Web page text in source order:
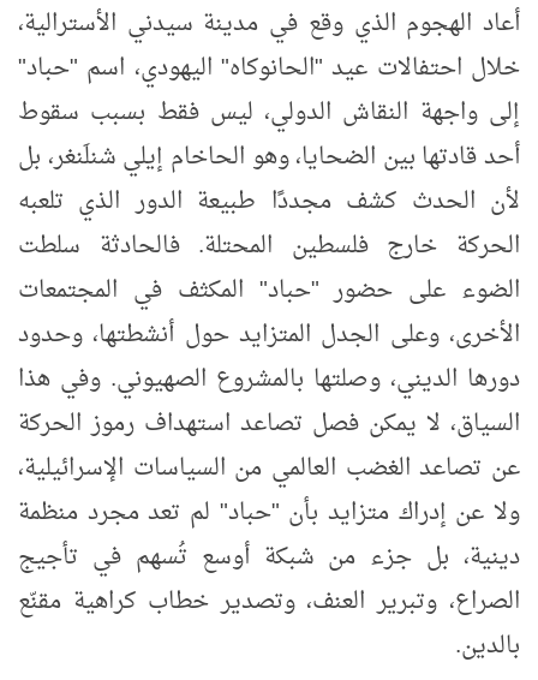
أعاد الهجوم الذي وقع في مدينة سيدني الأسترالية،
خلال احتفالات عيد "الحانوكاه" اليهودي، اسم "حباد"
إلى واجهة النقاش الدولي، ليس فقط بسبب سقوط
أحد قادتها بين الضحايا، وهو الحاخام إيلي شنلَنغر، بل
لأن الحدث كشف مجددًا طبيعة الدور الذي تلعبه
الحركة خارج فلسطين المحتلة. فالحادثة سلطت
الضوء على حضور "حباد" المكثف في المجتمعات
الأخرى، وعلى الجدل المتزايد حول أنشطتها، وحدود
دورها الديني، وصلتها بالمشروع الصهيوني. وفي هذا
السياق، لا يمكن فصل تصاعد استهداف رموز الحركة
عن تصاعد الغضب العالمي من السياسات الإسرائيلية،
ولا عن إدراك متزايد بأن "حباد" لم تعد مجرد منظمة
دينية، بل جزء من شبكة أوسع تُسهم في تأجيج
الصراع، وتبرير العنف، وتصدير خطاب كراهية مقنّع
بالدين.